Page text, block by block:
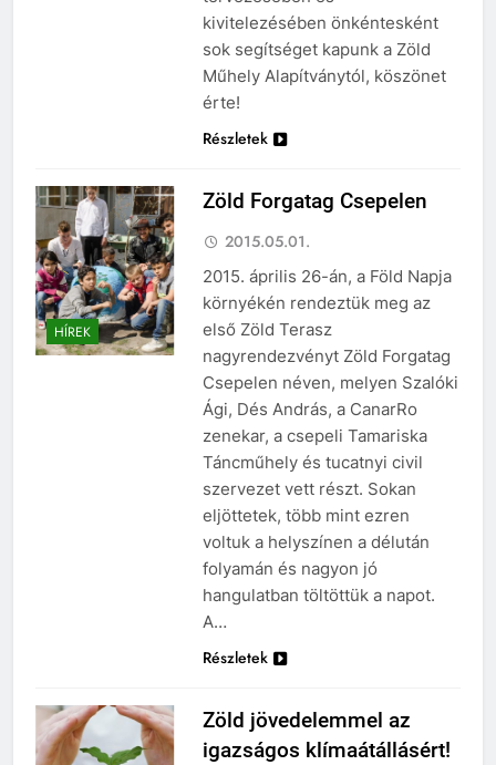
kivitelezésében önkéntesként
sok segítséget kapunk a Zöld
Műhely Alapítványtól, köszönet
érte!
Részletek
HÍREK
Zöld Forgatag Csepelen
2015.05.01.
2015. április 26-án, a Föld Napja
környékén rendeztük meg az
első Zöld Terasz
nagyrendezvényt Zöld Forgatag
Csepelen néven, melyen Szalóki
Ági, Dés András, a CanarRo
zenekar, a csepeli Tamariska
Táncműhely és tucatnyi civil
szervezet vett részt. Sokan
eljöttetek, több mint ezren
voltuk a helyszínen a délután
folyamán és nagyon jó
hangulatban töltöttük a napot.
A…
Részletek
Zöld jövedelemmel az
igazságos klímaátállásért!